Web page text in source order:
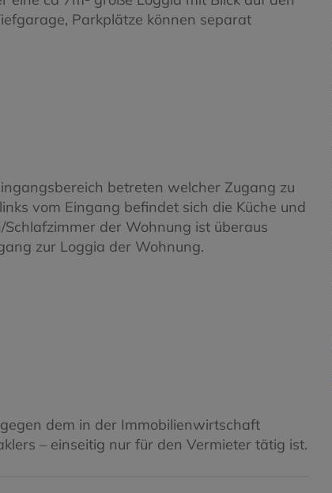
Parkplätze können separat
betreten welcher Zugang zu
vom Eingang befindet sich die Küche und
der Wohnung ist überaus
zur Loggia der Wohnung.
dem in der Immobilienwirtschaft
– einseitig nur für den Vermieter tätig ist.